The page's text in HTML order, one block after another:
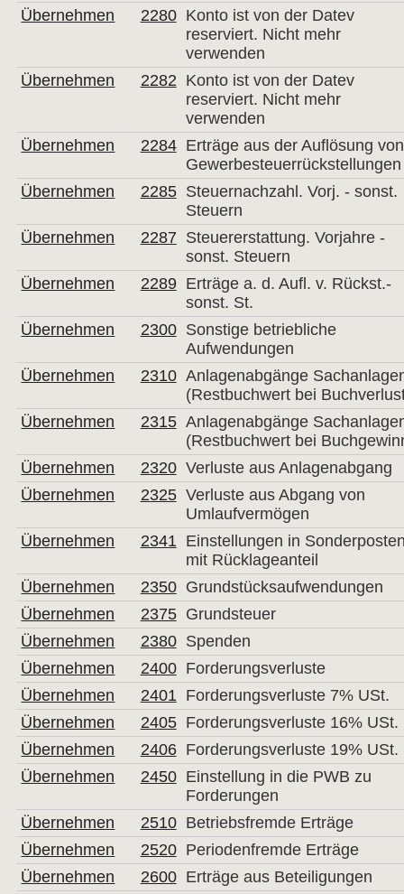
Übernehmen 2280 Konto ist von der Datev
reserviert. Nicht mehr
verwenden
Übernehmen
2282 Konto ist von der Datev
reserviert. Nicht mehr
verwenden
Übernehmen
2284 Erträge aus der Auflösung von
Gewerbesteuerrückstellungen
Übernehmen
2285 Steuernachzahl. Vorj. - sonst.
Steuern
Übernehmen
2287 Steuererstattung. Vorjahre -
sonst. Steuern
Übernehmen
2289 Erträge a. d. Aufl. v. Rückst.-
sonst. St.
Übernehmen
2300 Sonstige betriebliche
Aufwendungen
Übernehmen
2310 Anlagenabgänge
(Restbuchwert bei
Übernehmen
2315 Anlagenabgänge
(Restbuchwert bei
Übernehmen
2320 Verluste aus Anlagenabgang
Übernehmen
2325 Verluste aus Abgang von
Umlaufvermögen
Übernehmen
2341 Einstellungen in
mit Rücklageanteil
Übernehmen
2350 Grundstücksaufwendungen
Übernehmen
2375 Grundsteuer
Übernehmen
2380 Spenden
Übernehmen
2400 Forderungsverluste
Übernehmen
2401 Forderungsverluste 7% USt.
Übernehmen
2405 Forderungsverluste 16% USt.
Übernehmen
2406 Forderungsverluste 19% USt.
Übernehmen
2450 Einstellung in die PWB zu
Forderungen
Übernehmen
2510 Betriebsfremde Erträge
Übernehmen
2520 Periodenfremde Erträge
Übernehmen
2600 Erträge aus Beteiligungen